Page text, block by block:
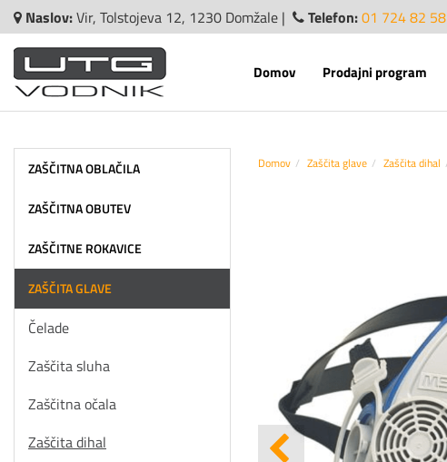
Naslov:Vir, Tolstojeva 12, 1230 Domžale | Telefon:01 724 82 58
Domov Prodajni program
ZAŠČITNA OBLAČILA
ZAŠČITNA OBUTEV
ZAŠČITNE ROKAVICE
ZAŠČITA GLAVE
Čelade
Zaščita sluha
Zaščitna očala
Zaščita dihal
Domov Zaščita glave Zaščita dihal